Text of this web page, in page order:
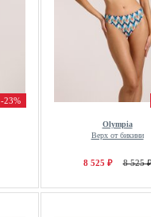
-23%
Olympia
Верх от бикини
8 525 ₽ 8 525 ₽